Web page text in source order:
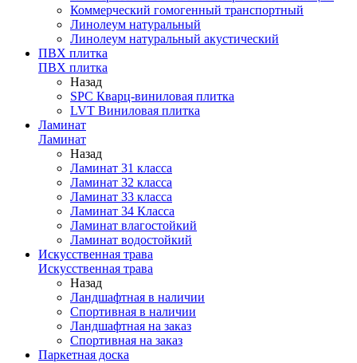
Коммерческий гомогенный транспортный
Линолеум натуральный
Линолеум натуральный акустический
ПВХ плитка
ПВХ плитка
Назад
SPC Кварц-виниловая плитка
LVT Виниловая плитка
Ламинат
Ламинат
Назад
Ламинат 31 класса
Ламинат 32 класса
Ламинат 33 класса
Ламинат 34 Класса
Ламинат влагостойкий
Ламинат водостойкий
Искусственная трава
Искусственная трава
Назад
Ландшафтная в наличии
Спортивная в наличии
Ландшафтная на заказ
Спортивная на заказ
Паркетная доска